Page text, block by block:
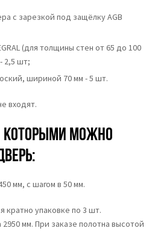
с зарезкой под защёлку AGB
(для толщины стен от 65 до 100
2,5 шт;
шириной 70 мм - 5 шт.
входят.
которыми можно
мм, с шагом в 50 мм.
упаковке по 3 шт.
мм. При заказе полотна высотой